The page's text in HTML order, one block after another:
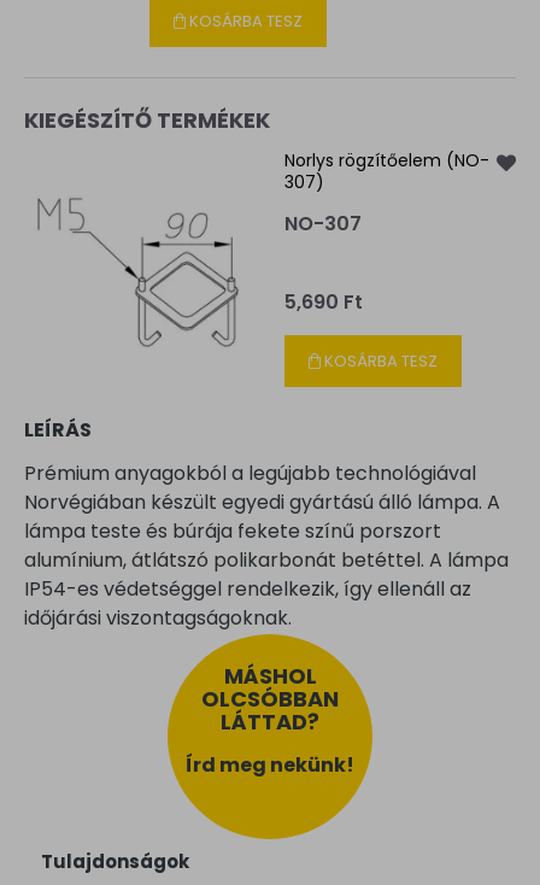
KOSÁRBA TESZ
KIEGÉSZÍTŐ TERMÉKEK
Norlys rögzítőelem (NO-
307)
NO-307
5,690 Ft
KOSÁRBA TESZ
LEÍRÁS
Prémium anyagokból a legújabb technológiával
Norvégiában készült egyedi gyártású álló lámpa. A
lámpa teste és búrája fekete színű porszort
alumínium, átlátszó polikarbonát betéttel. A lámpa
IP54-es védetséggel rendelkezik, így ellenáll az
időjárási viszontagságoknak.
MÁSHOL
OLCSÓBBAN
LÁTTAD?
Írd meg nekünk!
Tulajdonságok